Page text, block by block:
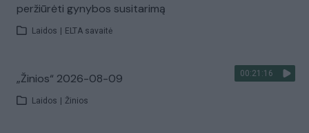
peržiūrėti gynybos susitarimą
Laidos ELTA savaitė
00:21:16
„Žinios“ 2026-08-09
Laidos Žinios